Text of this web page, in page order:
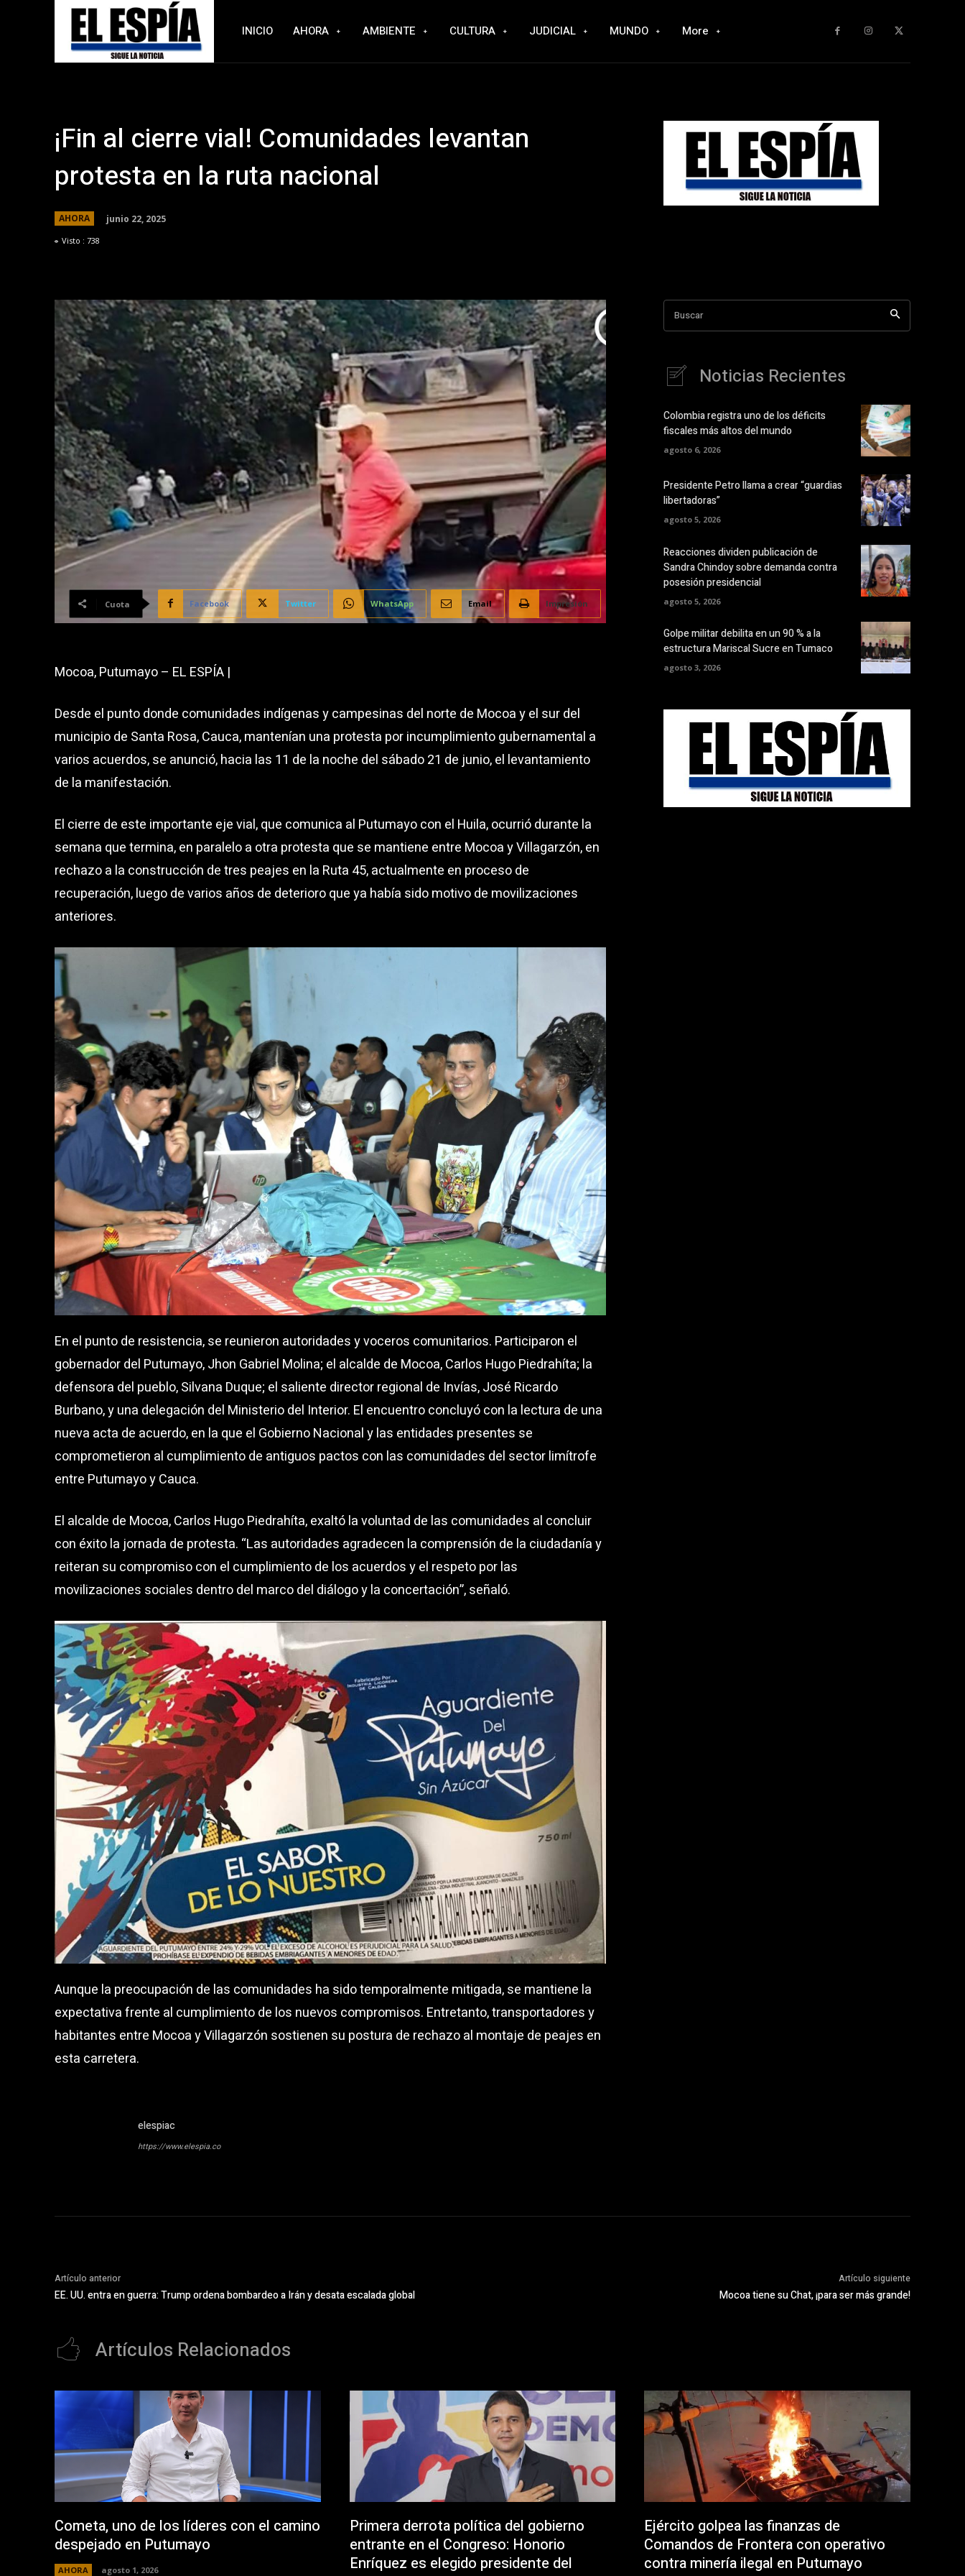
INICIO AHORA AMBIENTE CULTURA JUDICIAL MUNDO More
¡Fin al cierre vial! Comunidades levantan
protesta en la ruta nacional
AHORA junio 22, 2025
Visto : 738
Cuota Facebook Twitter WhatsApp Email Impresión
Mocoa, Putumayo – EL ESPÍA |
Desde el punto donde comunidades indígenas y campesinas del norte de Mocoa y el sur del
municipio de Santa Rosa, Cauca, mantenían una protesta por incumplimiento gubernamental a
varios acuerdos, se anunció, hacia las 11 de la noche del sábado 21 de junio, el levantamiento
de la manifestación.
El cierre de este importante eje vial, que comunica al Putumayo con el Huila, ocurrió durante la
semana que termina, en paralelo a otra protesta que se mantiene entre Mocoa y Villagarzón, en
rechazo a la construcción de tres peajes en la Ruta 45, actualmente en proceso de
recuperación, luego de varios años de deterioro que ya había sido motivo de movilizaciones
anteriores.
En el punto de resistencia, se reunieron autoridades y voceros comunitarios. Participaron el
gobernador del Putumayo, Jhon Gabriel Molina; el alcalde de Mocoa, Carlos Hugo Piedrahíta; la
defensora del pueblo, Silvana Duque; el saliente director regional de Invías, José Ricardo
Burbano, y una delegación del Ministerio del Interior. El encuentro concluyó con la lectura de una
nueva acta de acuerdo, en la que el Gobierno Nacional y las entidades presentes se
comprometieron al cumplimiento de antiguos pactos con las comunidades del sector limítrofe
entre Putumayo y Cauca.
El alcalde de Mocoa, Carlos Hugo Piedrahíta, exaltó la voluntad de las comunidades al concluir
con éxito la jornada de protesta. “Las autoridades agradecen la comprensión de la ciudadanía y
reiteran su compromiso con el cumplimiento de los acuerdos y el respeto por las
movilizaciones sociales dentro del marco del diálogo y la concertación”, señaló.
Aunque la preocupación de las comunidades ha sido temporalmente mitigada, se mantiene la
expectativa frente al cumplimiento de los nuevos compromisos. Entretanto, transportadores y
habitantes entre Mocoa y Villagarzón sostienen su postura de rechazo al montaje de peajes en
esta carretera.
elespiac
https://www.elespia.co
Buscar
Noticias Recientes
Colombia registra uno de los déficits
fiscales más altos del mundo
agosto 6, 2026
Presidente Petro llama a crear “guardias
libertadoras”
agosto 5, 2026
Reacciones dividen publicación de
Sandra Chindoy sobre demanda contra
posesión presidencial
agosto 5, 2026
Golpe militar debilita en un 90 % a la
estructura Mariscal Sucre en Tumaco
agosto 3, 2026
Artículo anterior
EE. UU. entra en guerra: Trump ordena bombardeo a Irán y desata escalada global
Artículo siguiente
Mocoa tiene su Chat, ¡para ser más grande!
Artículos Relacionados
Cometa, uno de los líderes con el camino
despejado en Putumayo
AHORA agosto 1, 2026
Primera derrota política del gobierno
entrante en el Congreso: Honorio
Enríquez es elegido presidente del
Ejército golpea las finanzas de
Comandos de Frontera con operativo
contra minería ilegal en Putumayo